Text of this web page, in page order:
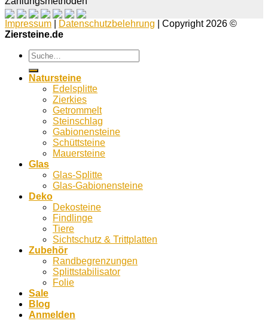
Impressum Datenschutzbelehrung | Copyright 2026 ©
Ziersteine.de
Suche
nach:
Natursteine
Edelsplitte
Zierkies
Getrommelt
Steinschlag
Gabionensteine
Schüttsteine
Mauersteine
Glas
Glas-Splitte
Glas-Gabionensteine
Deko
Dekosteine
Findlinge
Tiere
Sichtschutz & Trittplatten
Zubehör
Randbegrenzungen
Splittstabilisator
Folie
Sale
Blog
Anmelden